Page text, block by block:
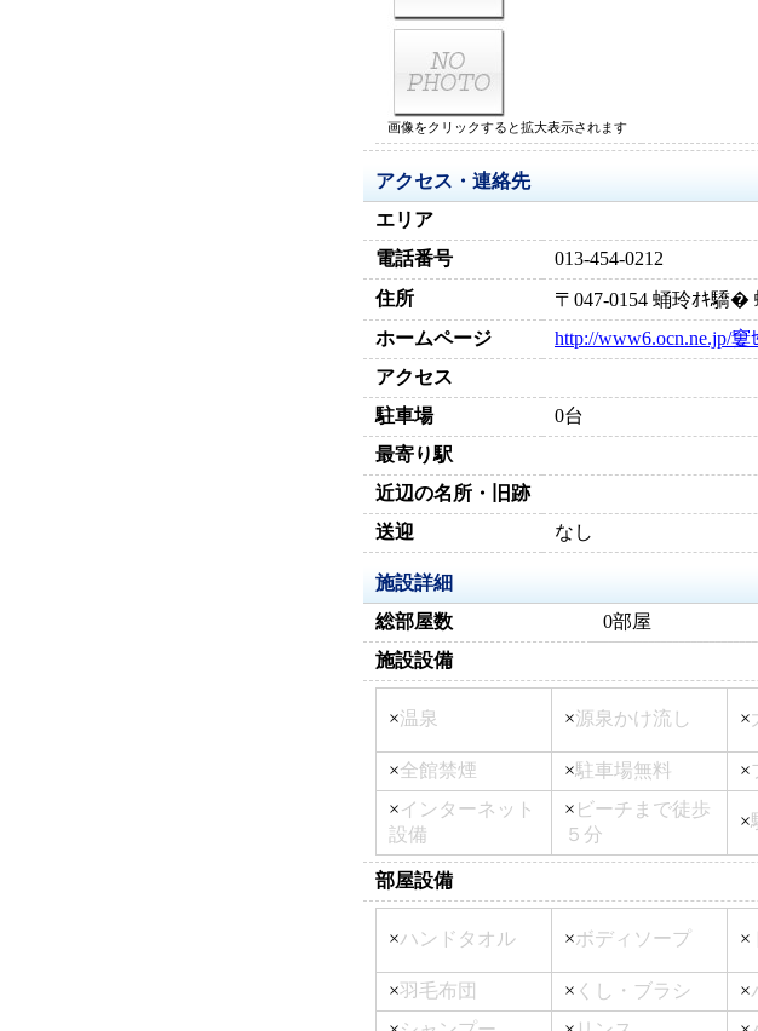
画像をクリックすると拡大表示されます
アクセス・連絡先
エリア
電話番号
013-454-0212
住所
〒047-0154 蛹玲ｵｷ驕
ホームページ
http://www6.ocn.ne.jp/窶
アクセス
駐車場
0台
最寄り駅
近辺の名所・旧跡
送迎
なし
施設詳細
総部屋数
0部屋
施設設備
×温泉 ×源泉かけ流し ×
×全館禁煙 ×駐車場無料 ×
×インターネット
設備
× ビーチまで徒歩
５分
×
部屋設備
×ハンドタオル ×ボディソープ ×
×羽毛布団 × くし・ブラシ ×